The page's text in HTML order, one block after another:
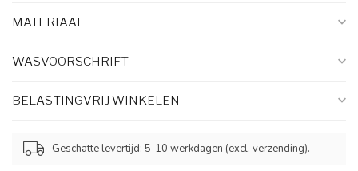
MATERIAAL
WASVOORSCHRIFT
BELASTINGVRIJ WINKELEN
Geschatte levertijd: 5-10 werkdagen (excl. verzending).